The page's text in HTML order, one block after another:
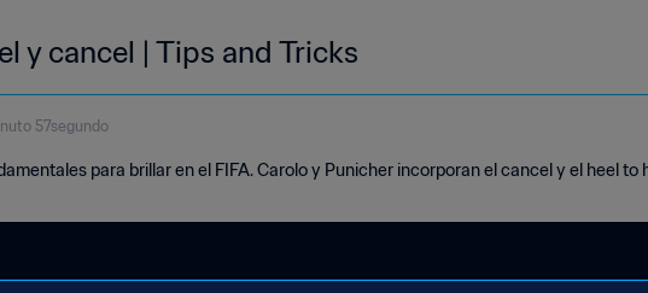
y cancel | Tips and Tricks
57segundo
para brillar en el FIFA. Carolo y Punicher incorporan el cancel y el heel to